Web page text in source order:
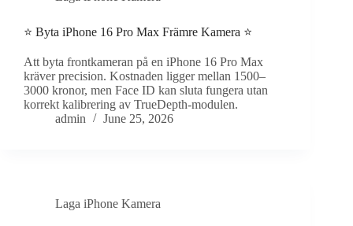
⭐ Byta iPhone 16 Pro Max Främre Kamera ⭐
Att byta frontkameran på en iPhone 16 Pro Max
kräver precision. Kostnaden ligger mellan 1500–
3000 kronor, men Face ID kan sluta fungera utan
korrekt kalibrering av TrueDepth-modulen.
admin
June 25, 2026
Laga iPhone Kamera